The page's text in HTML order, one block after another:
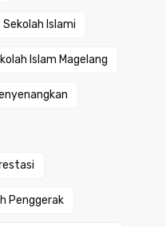
Sekolah Islami
Islam Magelang
Penggerak